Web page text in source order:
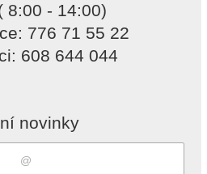
8:00 - 14:00)
776 71 55 22
608 644 044
novinky